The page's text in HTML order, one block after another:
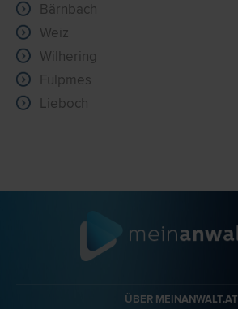
Bärnbach
Weiz
Wilhering
Fulpmes
Lieboch
ÜBER MEINANWALT.AT